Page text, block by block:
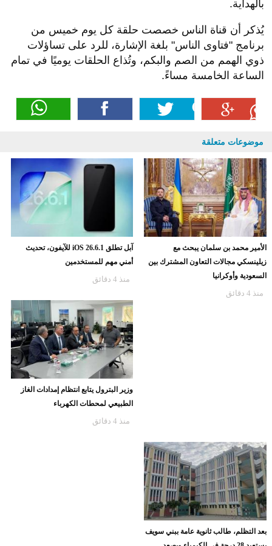
بالهداية.
يُذكر أن قناة الناس خصصت حلقة كل يوم خميس من
برنامج "فتاوى الناس" بلغة الإشارة، للرد على تساؤلات
ذوي الهمم من الصم والبكم، وتُذاع الحلقات يوميًا في تمام
الساعة الخامسة مساءً.
موضوعات متعلقة
الأمير محمد بن سلمان يبحث مع
زيلينسكي مجالات التعاون المشترك بين
السعودية وأوكرانيا
منذ 4 دقائق
آبل تطلق iOS 26.6.1 للآيفون، تحديث
أمني مهم للمستخدمين
منذ 4 دقائق
وزير البترول يتابع انتظام إمدادات الغاز
الطبيعي لمحطات الكهرباء
منذ 4 دقائق
بعد التظلم، طالب ثانوية عامة ببني سويف